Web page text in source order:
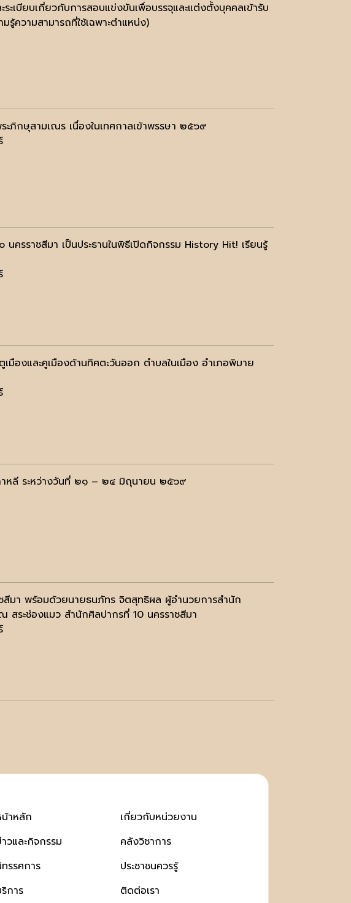
ะเบียบเกี่ยวกับการสอบแข่งขันเพื่อบรรจุและแต่งตั้งบุคคลเข้ารับ
ความสามารถที่ใช้เฉพาะตำแหน่ง)
กษุสามเณร เนื่องในเทศกาลเข้าพรรษา ๒๕๖๙
รราชสีมา เป็นประธานในพิธีเปิดกิจกรรม History Hit! เรียนรู้
มืองและคูเมืองด้านทิศตะวันออก ตําบลในเมือง อำเภอพิมาย
าหลี ระหว่างวันที่ ๒๑ – ๒๔ มิถุนายน ๒๕๖๙
มา พร้อมด้วยนายธนภัทร จิตสุทธิผล ผู้อำนวยการสำนัก
ระช่องแมว สำนักศิลปากรที่ 10 นครราชสีมา
าหลัก
วและกิจกรรม
รรศการ
การ
เกี่ยวกับหน่วยงาน
คลังวิชาการ
ประชาชนควรรู้
ติดต่อเรา